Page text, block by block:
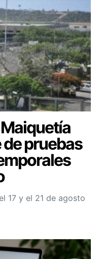
pruebas
17 y el 21 de agosto